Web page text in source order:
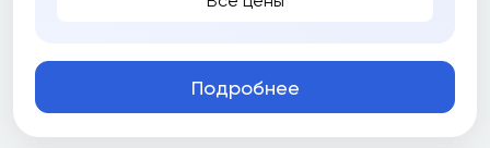
Подробнее